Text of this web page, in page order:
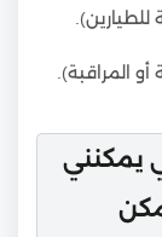
المراقبة).
يمكنني